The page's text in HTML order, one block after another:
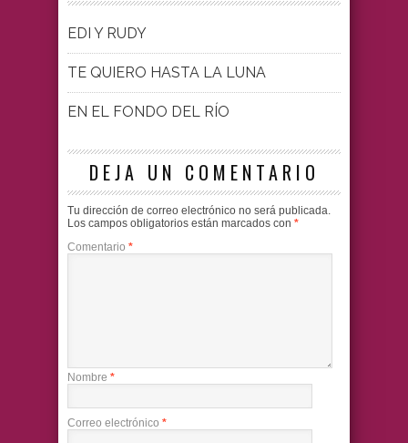
EDI Y RUDY
TE QUIERO HASTA LA LUNA
EN EL FONDO DEL RÍO
DEJA UN COMENTARIO
Tu dirección de correo electrónico no será publicada.
Los campos obligatorios están marcados con *
Comentario *
Nombre *
Correo electrónico *